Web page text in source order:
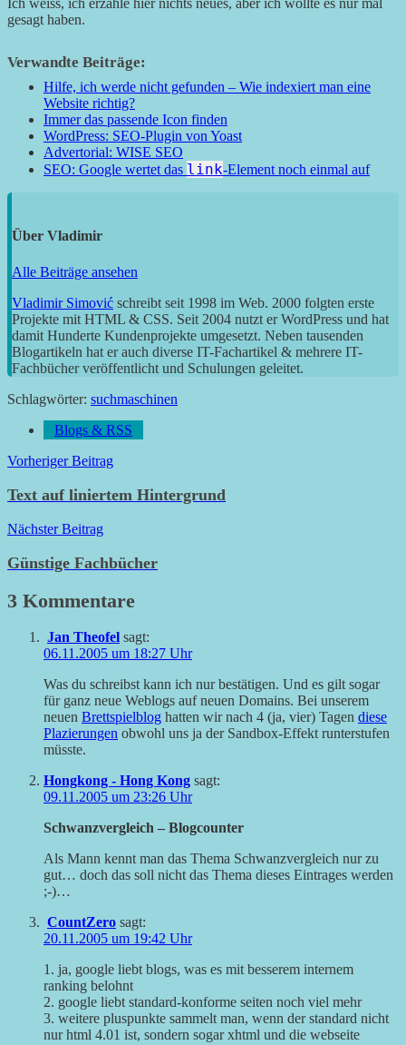
Ich weiss, ich erzähle hier nichts neues, aber ich wollte es nur mal
gesagt haben.
Verwandte Beiträge:
Hilfe, ich werde nicht gefunden – Wie indexiert man eine
Website richtig?
Immer das passende Icon finden
WordPress: SEO-Plugin von Yoast
Advertorial: WISE SEO
SEO: Google wertet das link-Element noch einmal auf
Über Vladimir
Alle Beiträge ansehen
Vladimir Simović schreibt seit 1998 im Web. 2000 folgten erste
Projekte mit HTML & CSS. Seit 2004 nutzt er WordPress und hat
damit Hunderte Kundenprojekte umgesetzt. Neben tausenden
Blogartikeln hat er auch diverse IT-Fachartikel & mehrere IT-
Fachbücher veröffentlicht und Schulungen geleitet.
Schlagwörter: suchmaschinen
Blogs & RSS
Beitragsnavigation
Vorheriger Beitrag
Text auf liniertem Hintergrund
Nächster Beitrag
Günstige Fachbücher
3 Kommentare
Jan Theofel sagt:
06.11.2005 um 18:27 Uhr
Was du schreibst kann ich nur bestätigen. Und es gilt sogar
für ganz neue Weblogs auf neuen Domains. Bei unserem
neuen Brettspielblog hatten wir nach 4 (ja, vier) Tagen diese
Plazierungen obwohl uns ja der Sandbox-Effekt runterstufen
müsste.
Hongkong - Hong Kong sagt:
09.11.2005 um 23:26 Uhr
Schwanzvergleich – Blogcounter
Als Mann kennt man das Thema Schwanzvergleich nur zu
gut… doch das soll nicht das Thema dieses Eintrages werden
;-)…
CountZero sagt:
20.11.2005 um 19:42 Uhr
1. ja, google liebt blogs, was es mit besserem internem
ranking belohnt
2. google liebt standard-konforme seiten noch viel mehr
3. weitere pluspunkte sammelt man, wenn der standard nicht
nur html 4.01 ist, sondern sogar xhtml und die webseite